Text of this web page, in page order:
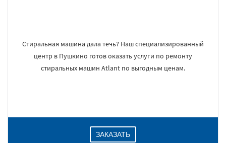
Стиральная машина дала течь? Наш специализированный
центр в Пушкино готов оказать услуги по ремонту
стиральных машин Atlant по выгодным ценам.
ЗАКАЗАТЬ